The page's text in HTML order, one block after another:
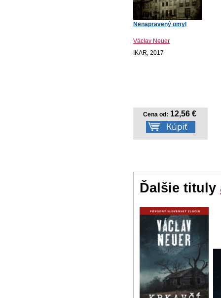
Nenapravený omyl
Václav Neuer
IKAR, 2017
Cena od: 12,56 €
Ďalšie tituly